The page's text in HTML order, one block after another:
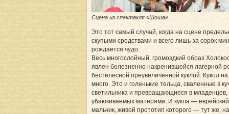
Сцена из спектакля «Шоша»
Это тот самый случай, когда на сцене
скупыми средствами и всего лишь за сорок
рождается чудо.
Весь многослойный, громоздкий образ
явлен болезненно накренившейся лагерной
бестелесной преувеличенной куклой. Кукол
много. Это и голенькие тельца, сваленные в
светильника и превращающиеся в младенцев,
убаюкиваемых матерями. И кукла — еврейский
мальчик, живой прототип которого — тут же,